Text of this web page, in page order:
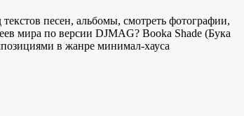
песен, альбомы, смотреть фотографии,
мира по версии DJMAG? Booka Shade (Бука
в жанре минимал-хауса